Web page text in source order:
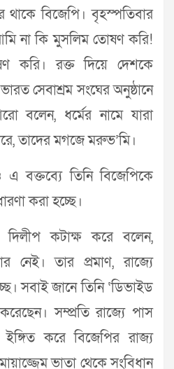
বিজেপি। বৃহস্পতিবার
না কি মুসলিম তোষণ করি!
করি। রক্ত দিয়ে দেশকে
সেবাশ্রম সংঘের অনুষ্ঠানে
বলেন, ধর্মের নামে যারা
তাদের মগজে মরুভ’মি।
বক্তব্যে তিনি বিজেপিকে
করা হচ্ছে।
দিলীপ কটাক্ষ করে বলেন,
নেই। তার প্রমাণ, রাজ্যে
সবাই জানে তিনি ‘ডিভাইড
সম্প্রতি রাজ্যে পাস
করে বিজেপির রাজ্য
ভাতা থেকে সংবিধান